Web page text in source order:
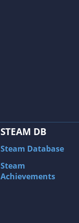
STEAM DB
Steam Database
Steam
Achievements